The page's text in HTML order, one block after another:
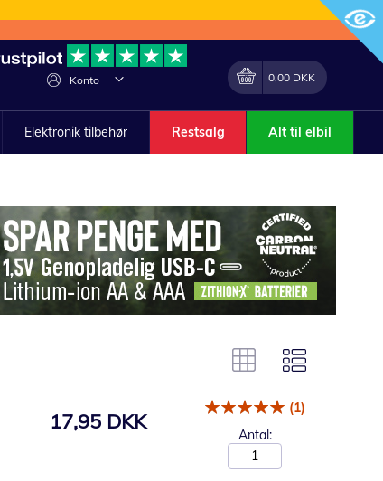
Konto
Lave
Min indkøbskurv
0,00 DKK
Elektronik tilbehør Restsalg Alt til elbil
17,95 DKK
(1)
Antal: